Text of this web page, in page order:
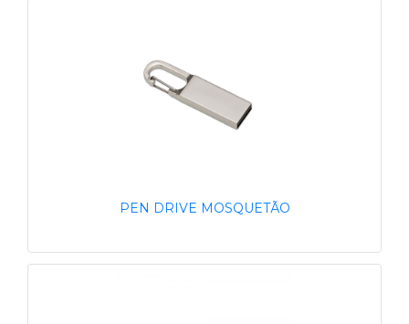
PEN DRIVE MOSQUETÃO